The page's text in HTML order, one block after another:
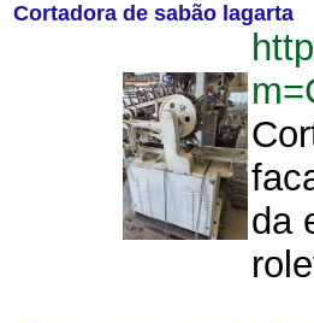
Cortadora de sabão lagarta
da